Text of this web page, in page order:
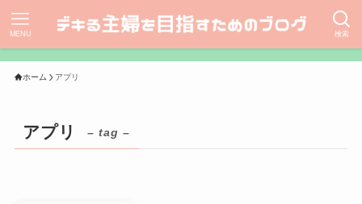
検索
MENU
ホーム アプリ
アプリ – tag –